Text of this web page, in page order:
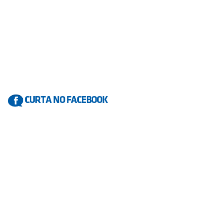
CURTA NO FACEBOOK